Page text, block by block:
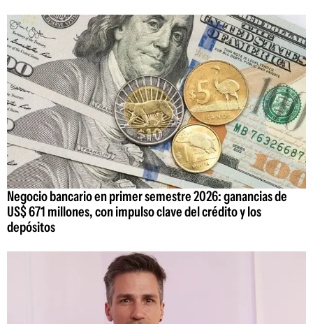
Negocio bancario en primer semestre 2026: ganancias de
US$ 671 millones, con impulso clave del crédito y los
depósitos